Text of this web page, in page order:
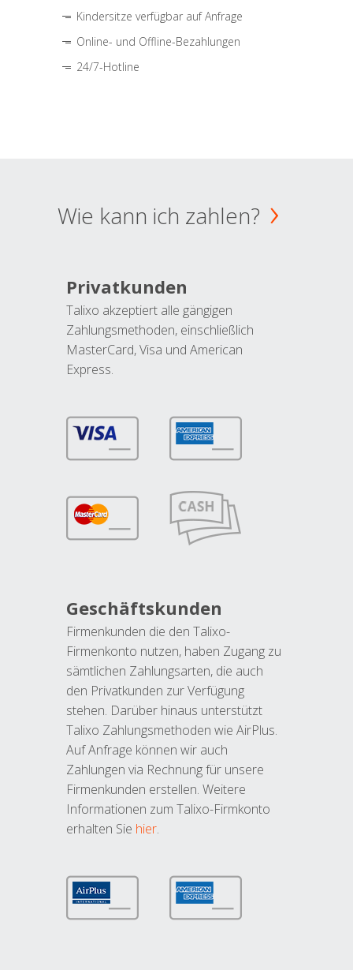
Kindersitze verfügbar auf Anfrage
Online- und Offline-Bezahlungen
24/7-Hotline
Wie kann ich zahlen?
Privatkunden
Talixo akzeptiert alle gängigen
Zahlungsmethoden, einschließlich
MasterCard, Visa und American
Express.
Geschäftskunden
Firmenkunden die den Talixo-
Firmenkonto nutzen, haben Zugang zu
sämtlichen Zahlungsarten, die auch
den Privatkunden zur Verfügung
stehen. Darüber hinaus unterstützt
Talixo Zahlungsmethoden wie AirPlus.
Auf Anfrage können wir auch
Zahlungen via Rechnung für unsere
Firmenkunden erstellen. Weitere
Informationen zum Talixo-Firmkonto
erhalten Sie hier.